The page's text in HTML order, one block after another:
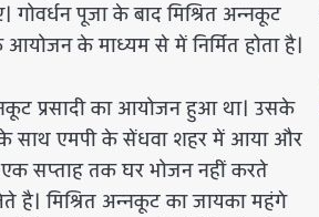
पूजा के बाद मिश्रित अन्नकूट
के माध्यम से में निर्मित होता है।
प्रसादी का आयोजन हुआ था। उसके
के साथ एमपी के सेंधवा शहर में आया और
सप्ताह तक घर भोजन नहीं करते
है। मिश्रित अन्नकूट का जायका महंगे